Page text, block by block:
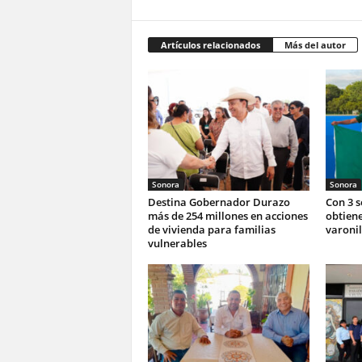
Artículos relacionados Más del autor
Sonora
Destina Gobernador Durazo
más de 254 millones en acciones
de vivienda para familias
vulnerables
Sonora
Con 3
varonil